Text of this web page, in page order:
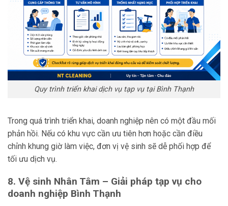
Quy trình triển khai dịch vụ tạp vụ tại Bình Thạnh
Trong quá trình triển khai, doanh nghiệp nên có một đầu mối
phản hồi. Nếu có khu vực cần ưu tiên hơn hoặc cần điều
chỉnh khung giờ làm việc, đơn vị vệ sinh sẽ dễ phối hợp để
tối ưu dịch vụ.
8. Vệ sinh Nhân Tâm – Giải pháp tạp vụ cho
doanh nghiệp Bình Thạnh